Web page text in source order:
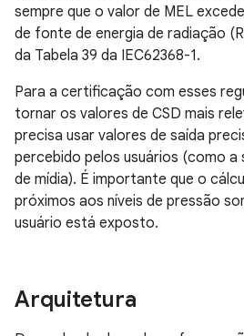
sempre que o valor de MEL
de fonte de energia de radiação
da Tabela 39 da IEC62368-1.
Para a certificação com esses
tornar os valores de CSD mais
precisa usar valores de saída
percebido pelos usuários (como a
de mídia). É importante que o
próximos aos níveis de pressão
usuário está exposto.
Arquitetura